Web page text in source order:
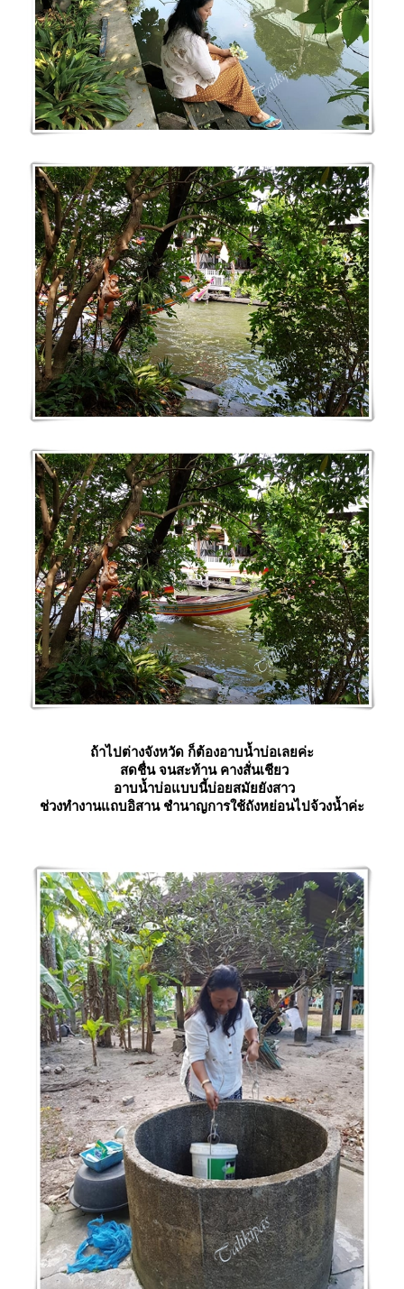
ถ้าไปต่างจังหวัด ก็ต้องอาบน้ำบ่อเลยค่ะ
สดชื่น จนสะท้าน คางสั่นเชียว
อาบน้ำบ่อแบบนี้บ่อยสมัยยังสาว
ช่วงทำงานแถบอิสาน ชำนาญการใช้ถังหย่อนไปจ้วงน้ำค่ะ